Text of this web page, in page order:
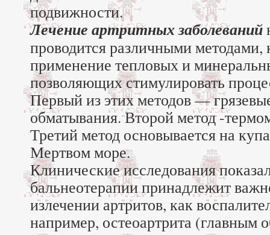
подвижности.
Лечение артритных заболеваний
проводится различными методами,
применение тепловых и
позволяющих стимулировать
Первый из этих методов —
обматывания. Второй метод -
Третий метод основывается на
Мертвом море.
Клинические исследования
бальнеотерапии принадлежит
излечении артритов, как
например, остеоартрита (главным